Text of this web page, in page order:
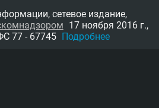
сетевое издание,
17 ноября 2016 г.,
77 - 67745 Подробнее